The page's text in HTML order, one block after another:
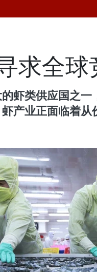
求全
虾类供应国之
产业正面临着